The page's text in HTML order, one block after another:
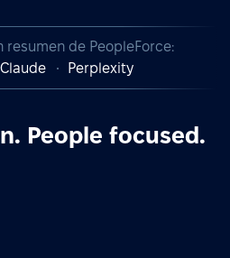
resumen de PeopleForce:
Claude Perplexity
People focused.